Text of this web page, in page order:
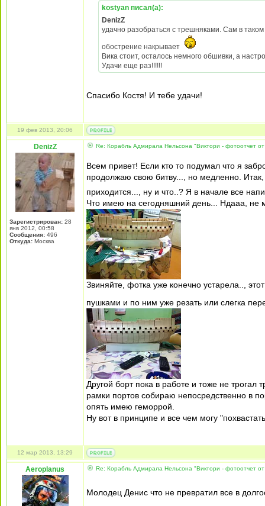
kostyan писал(а):
DenizZ
удачно разобраться с трешняками. Сам в
обострение накрывает
Вика стоит, осталось немного обшивки, а
Удачи еще раз!!!!!!
Спасибо Костя! И тебе удачи!
19 фев 2013, 20:06
DenizZ
Зарегистрирован: 28
янв 2012, 00:58
Сообщения: 496
Откуда: Москва
Re: Корабль Адмирала Нельсона "Виктори - фотоотчет от
Всем привет! Если кто то подумал что я
продолжаю свою битву..., но медленно. Итак,
приходится..., ну и что..? Я в начале все
Что имею на сегодняшний день... Ндааа, не
Звиняйте, фотка уже конечно устарела..,
пушками и по ним уже резать или слегка
Другой борт пока в работе и тоже не трогал
рамки портов собираю непосредственно в
опять имею геморрой.
Ну вот в принципе и все чем могу
12 мар 2013, 13:29
Aeroplanus Re: Корабль Адмирала Нельсона "Виктори - фотоотчет от
Молодец Денис что не превратил все в